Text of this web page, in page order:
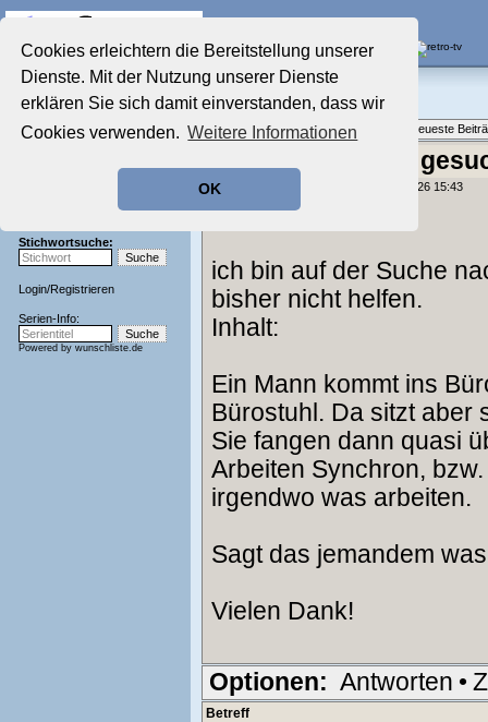
Cookies erleichtern die Bereitstellung unserer
Dienste. Mit der Nutzung unserer Dienste
erklären Sie sich damit einverstanden, dass wir
Cookies verwenden. Weitere Informationen
OK
Startseite
Aktuelles Forum
Film-Forum
Zeichentrick-Forum
Stichwortsuche:
Login/Registrieren
Serien-Info:
Powered by wunschliste.de
Der Werbeblock
TV-Werbung gestern & heute
Themenübersicht • Neues Thema Neueste
Fernsehwerbung
geschrieben von: , 04.02.26 15:43
Hey ihr lieben,
ich bin auf der Suche
bisher nicht helfen.
Inhalt:
Ein Mann kommt ins
Bürostuhl. Da sitzt aber
Sie fangen dann quasi
Arbeiten Synchron,
irgendwo was arbeiten.
Sagt das jemandem
Vielen Dank!
Optionen: Antworten •
Betreff